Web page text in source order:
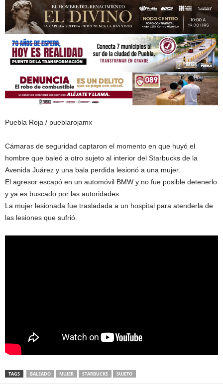
Puebla Roja / pueblarojamx
Cámaras de seguridad captaron el momento en que huyó el
hombre que baleó a otro sujeto al interior del Starbucks de la
Avenida Juárez y una bala perdida lesionó a una mujer.
El agresor escapó en un automóvil BMW y no fue posible detenerlo
y ya es buscado por las autoridades.
La mujer lesionada fue trasladada a un hospital para atenderla de
las lesiones que sufrió.
TAGS BALEADO MUJER STARBUCKS SUJETO